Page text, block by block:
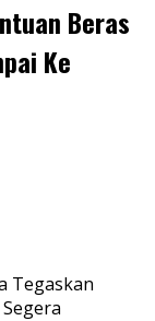
Beras
Ke
Tegaskan